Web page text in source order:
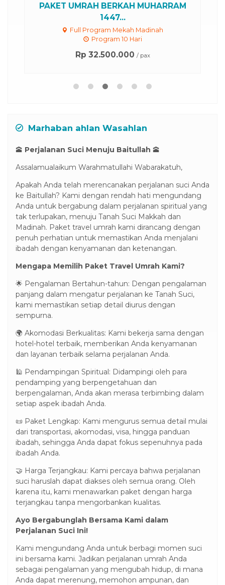
PAKET UMRAH BERKAH MUHARRAM
1447...
Full Program Mekah Madinah
Program 10 Hari
Rp 32.500.000 / pax
Marhaban ahlan Wasahlan
🕋 Perjalanan Suci Menuju Baitullah 🕋
Assalamualaikum Warahmatullahi Wabarakatuh,
Apakah Anda telah merencanakan perjalanan suci Anda
ke Baitullah? Kami dengan rendah hati mengundang
Anda untuk bergabung dalam perjalanan spiritual yang
tak terlupakan, menuju Tanah Suci Makkah dan
Madinah. Paket travel umrah kami dirancang dengan
penuh perhatian untuk memastikan Anda menjalani
ibadah dengan kenyamanan dan ketenangan.
Mengapa Memilih Paket Travel Umrah Kami?
🌟 Pengalaman Bertahun-tahun: Dengan pengalaman
panjang dalam mengatur perjalanan ke Tanah Suci,
kami memastikan setiap detail diurus dengan
sempurna.
🌍 Akomodasi Berkualitas: Kami bekerja sama dengan
hotel-hotel terbaik, memberikan Anda kenyamanan
dan layanan terbaik selama perjalanan Anda.
🕌 Pendampingan Spiritual: Didampingi oleh para
pendamping yang berpengetahuan dan
berpengalaman, Anda akan merasa terbimbing dalam
setiap aspek ibadah Anda.
📜 Paket Lengkap: Kami mengurus semua detail mulai
dari transportasi, akomodasi, visa, hingga panduan
ibadah, sehingga Anda dapat fokus sepenuhnya pada
ibadah Anda.
🤝 Harga Terjangkau: Kami percaya bahwa perjalanan
suci haruslah dapat diakses oleh semua orang. Oleh
karena itu, kami menawarkan paket dengan harga
terjangkau tanpa mengorbankan kualitas.
Ayo Bergabunglah Bersama Kami dalam
Perjalanan Suci Ini!
Kami mengundang Anda untuk berbagi momen suci
ini bersama kami. Jadikan perjalanan umrah Anda
sebagai pengalaman yang mengubah hidup, di mana
Anda dapat merenung, memohon ampunan, dan